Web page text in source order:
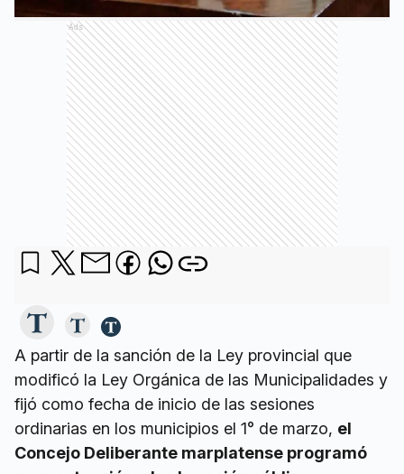
Ads
A partir de la sanción de la Ley provincial que
modificó la Ley Orgánica de las Municipalidades y
fijó como fecha de inicio de las sesiones
ordinarias en los municipios el 1° de marzo, el
Concejo Deliberante marplatense programó